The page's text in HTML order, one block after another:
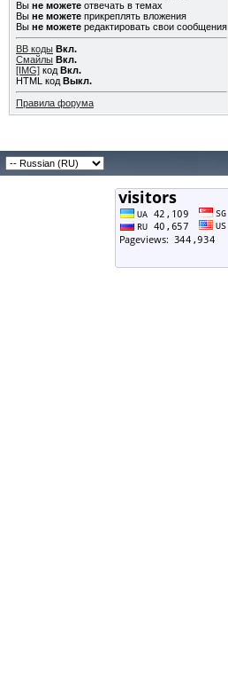
Вы не можете отвечать в темах
Вы не можете прикреплять вложения
Вы не можете редактировать свои сообщения
BB коды Вкл.
Смайлы Вкл.
[IMG] код Вкл.
HTML код Выкл.
Правила форума